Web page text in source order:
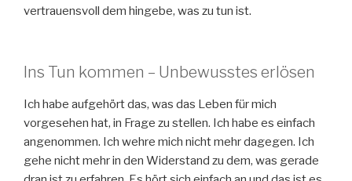
vertrauensvoll dem hingebe, was zu tun ist.
Ins Tun kommen – Unbewusstes erlösen
Ich habe aufgehört das, was das Leben für mich
vorgesehen hat, in Frage zu stellen. Ich habe es einfach
angenommen. Ich wehre mich nicht mehr dagegen. Ich
gehe nicht mehr in den Widerstand zu dem, was gerade